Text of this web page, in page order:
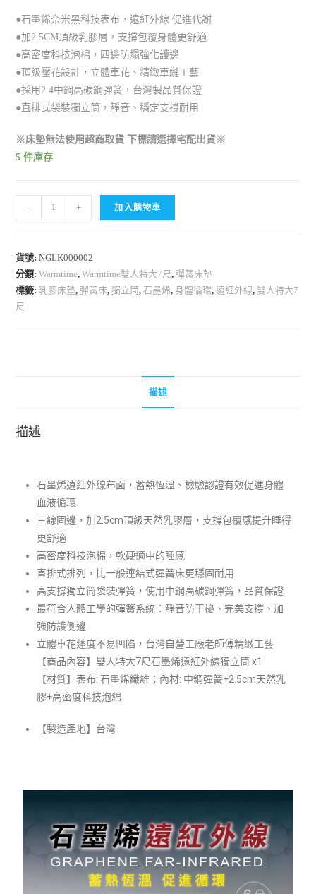
●石墨烯奈米黑科技表布，遠紅外線 促進代謝
●加2.5CM頂級乳膠層，支撐包覆身體更舒適
●高密度科技泡棉，四邊防塌強化護邊
●頂級壓花設計，立體車花、精緻車縫工藝
●採用2.4中鋼高碳鋼彈簧，台灣製品質保證
●直排式袋裝獨立筒，靜音、穩定支撐耐用
※床墊無法使用超商取貨 下標請選擇宅配出貨※
5 件庫存
- + 加入購物車
貨號:NGLK000002
分類:Warmtime,Warmtime雙人特大7尺, 彈簧床墊
標籤:乳膠床墊, 彈簧床,獨立筒,石墨烯, 身體循環,遠紅外線,雙人特大7
尺
描述
描述
石墨烯遠紅外線布面，蓄熱恆溫、檢驗認證有效促進身體
血液循環
三線固邊，加2.5cm頂級天然乳膠層，支撐包覆感提升睡得
更舒適
高密度科技泡棉，軟硬適中的睡感
直排式排列，比一般連結式彈簧床更穩固耐用
高支撐獨立筒袋裝彈簧，使用中鋼高碳鋼彈簧，品質保證
最符合人體工學的彈簧系統：靜音防干擾、完美支撐、加
強防護側邊
立體車花蓬度不易凹陷，台灣自營工廠老師傅精緻工藝
【商品內容】雙人特大7尺石墨烯遠紅外線獨立筒 x1
【材質】表布:石墨烯纖維 ；內材: 中鋼彈簧+2.5cm天然乳
膠+高密度科技泡綿
【製造產地】台灣